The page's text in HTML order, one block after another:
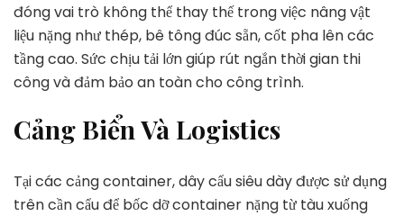
đóng vai trò không thể thay thế trong việc nâng vật
liệu nặng như thép, bê tông đúc sẵn, cốt pha lên các
tầng cao. Sức chịu tải lớn giúp rút ngắn thời gian thi
công và đảm bảo an toàn cho công trình.
Cảng Biển Và Logistics
Tại các cảng container, dây cẩu siêu dày được sử dụng
trên cần cẩu để bốc dỡ container nặng từ tàu xuống